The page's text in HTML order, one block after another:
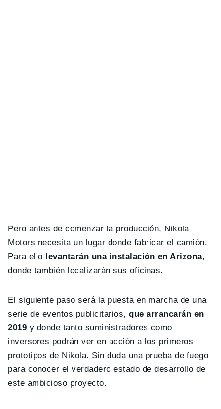
Pero antes de comenzar la producción, Nikola
Motors necesita un lugar donde fabricar el camión.
Para ello levantarán una instalación en Arizona,
donde también localizarán sus oficinas.
El siguiente paso será la puesta en marcha de una
serie de eventos publicitarios, que arrancarán en
2019 y donde tanto suministradores como
inversores podrán ver en acción a los primeros
prototipos de Nikola. Sin duda una prueba de fuego
para conocer el verdadero estado de desarrollo de
este ambicioso proyecto.